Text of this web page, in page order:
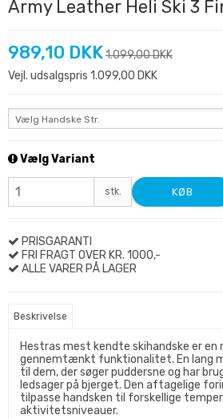
Army Leather Heli Ski 3
989,10 DKK1.099,00 DKK
Vejl. udsalgspris 1.099,00 DKK
Vælg Handske Str.
Vælg Variant
stk. KØB
PRISGARANTI
FRI FRAGT OVER KR. 1000,-
ALLE VARER PÅ LAGER
Beskrivelse
Hestras mest kendte skihandske er en
gennemtænkt funktionalitet. En lang
til dem, der søger puddersne og har
ledsager på bjerget. Den aftagelige
tilpasse handsken til forskellige
aktivitetsniveauer.